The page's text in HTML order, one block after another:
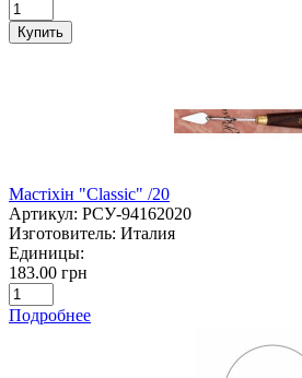
Купить
Мастіхін "Classic" /20
Артикул: РСУ-94162020
Изготовитель: Италия
Единицы:
183.00 грн
Подробнее